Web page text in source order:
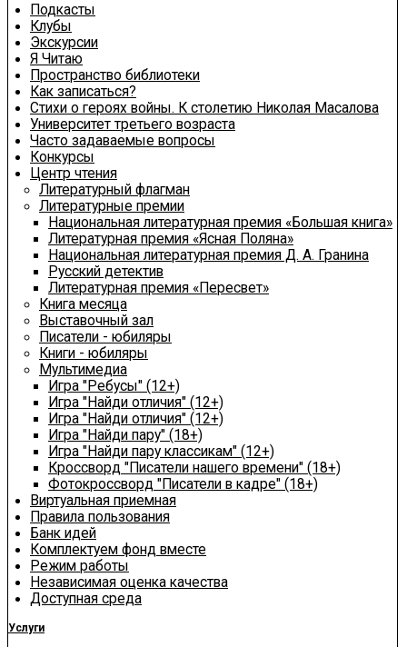
Подкасты
Клубы
Экскурсии
Я Читаю
Пространство библиотеки
Как записаться?
Стихи о героях войны. К столетию Николая Масалова
Университет третьего возраста
Часто задаваемые вопросы
Конкурсы
Центр чтения
Литературный флагман
Литературные премии
Национальная литературная премия «Большая книга»
Литературная премия «Ясная Поляна»
Национальная литературная премия Д. А. Гранина
Русский детектив
Литературная премия «Пересвет»
Книга месяца
Выставочный зал
Писатели - юбиляры
Книги - юбиляры
Мультимедиа
Игра "Ребусы" (12+)
Игра "Найди отличия" (12+)
Игра "Найди отличия" (12+)
Игра "Найди пару" (18+)
Игра "Найди пару классикам" (12+)
Кроссворд "Писатели нашего времени" (18+)
Фотокроссворд "Писатели в кадре" (18+)
Виртуальная приемная
Правила пользования
Банк идей
Комплектуем фонд вместе
Режим работы
Независимая оценка качества
Доступная среда
Услуги